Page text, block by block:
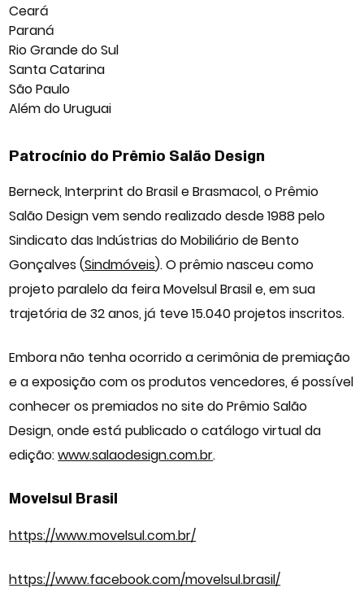
Ceará
Paraná
Rio Grande do Sul
Santa Catarina
São Paulo
Além do Uruguai
Patrocínio do Prêmio Salão Design
Berneck, Interprint do Brasil e Brasmacol, o Prêmio
Salão Design vem sendo realizado desde 1988 pelo
Sindicato das Indústrias do Mobiliário de Bento
Gonçalves (Sindmóveis). O prêmio nasceu como
projeto paralelo da feira Movelsul Brasil e, em sua
trajetória de 32 anos, já teve 15.040 projetos inscritos.
Embora não tenha ocorrido a cerimônia de premiação
e a exposição com os produtos vencedores, é possível
conhecer os premiados no site do Prêmio Salão
Design, onde está publicado o catálogo virtual da
edição:www.salaodesign.com.br.
Movelsul Brasil
https://www.movelsul.com.br/
https://www.facebook.com/movelsul.brasil/